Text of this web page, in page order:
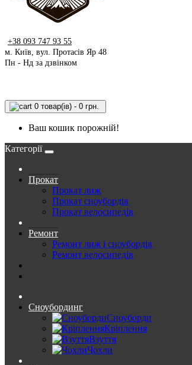
+38 093 747 93 55
м. Київ, вул. Протасів Яр 48
Пн - Нд за дзвінком
0 товар(ів) - 0 грн.
Ваш кошик порожній!
Категорії
Прокат
Прокат лиж
Прокат сноубордів
Прокат велосипедів
Ремонт
Ремонт лиж і сноубордів
Ремонт велосипедів
Сноубординг
Сноуборди
Кріплення
Взуття
Чохли